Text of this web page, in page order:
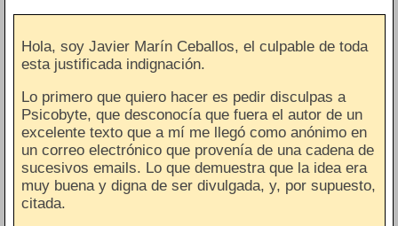
Hola, soy Javier Marín Ceballos, el culpable de toda
esta justificada indignación.
Lo primero que quiero hacer es pedir disculpas a
Psicobyte, que desconocía que fuera el autor de un
excelente texto que a mí me llegó como anónimo en
un correo electrónico que provenía de una cadena de
sucesivos emails. Lo que demuestra que la idea era
muy buena y digna de ser divulgada, y, por supuesto,
citada.